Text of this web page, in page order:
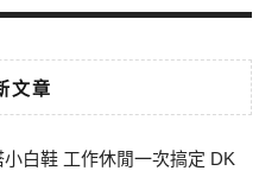
文章
白鞋 工作休閒一次搞定 DK